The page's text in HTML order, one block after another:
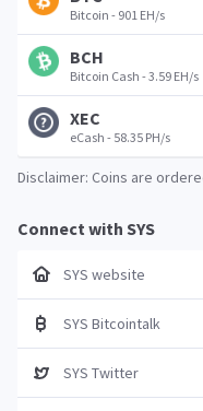
Bitcoin - 901 EH/s
BCH
Bitcoin Cash - 3.59 EH/s
XEC
eCash - 58.35 PH/s
Disclaimer: Coins are
Connect with SYS
SYS website
SYS Bitcointalk
SYS Twitter